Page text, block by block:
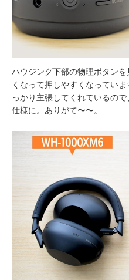
ハウジング下部の物理ボタン
くなって押しやすくなってい
っかり主張してくれているの
仕様に。ありがて〜〜。